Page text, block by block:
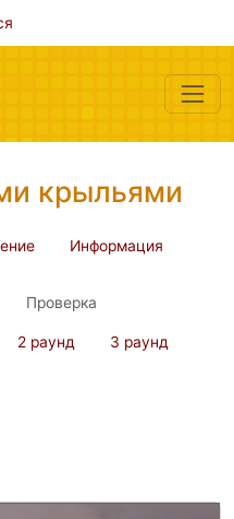
крыльями
Информация
Проверка
2 раунд 3 раунд